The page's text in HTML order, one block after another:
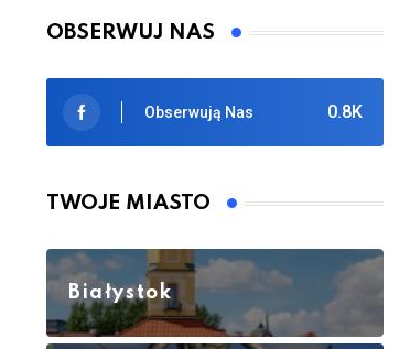
OBSERWUJ NAS
0.8K
Obserwują Nas
TWOJE MIASTO
Białystok